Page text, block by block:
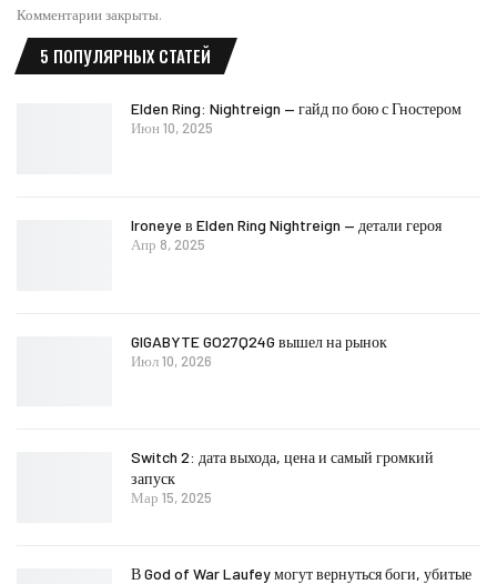
Комментарии закрыты.
5 ПОПУЛЯРНЫХ СТАТЕЙ
Elden Ring: Nightreign — гайд по бою с Гностером
Июн 10, 2025
Ironeye в Elden Ring Nightreign — детали героя
Апр 8, 2025
GIGABYTE GO27Q24G вышел на рынок
Июл 10, 2026
Switch 2: дата выхода, цена и самый громкий
запуск
Мар 15, 2025
В God of War Laufey могут вернуться боги, убитые